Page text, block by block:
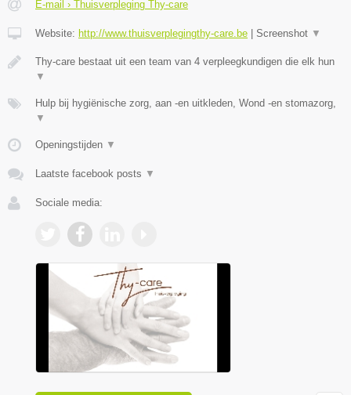
E-mail › Thuisverpleging Thy-care
Website: http://www.thuisverplegingthy-care.be | Screenshot ▼
Thy-care bestaat uit een team van 4 verpleegkundigen die elk hun
▼
Hulp bij hygiënische zorg, aan -en uitkleden, Wond -en stomazorg,
▼
Openingstijden ▼
Laatste facebook posts ▼
Sociale media: